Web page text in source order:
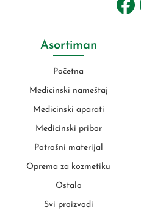
Asortiman
Početna
Medicinski nameštaj
Medicinski aparati
Medicinski pribor
Potrošni materijal
Oprema za kozmetiku
Ostalo
Svi proizvodi